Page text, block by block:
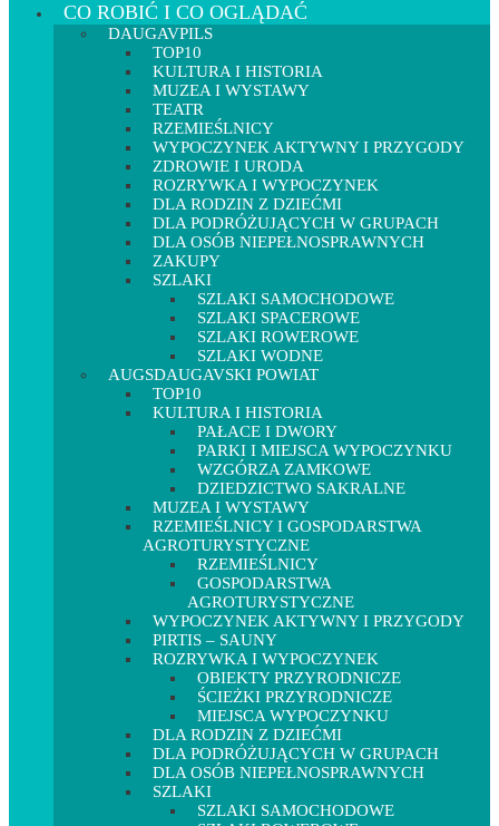
CO ROBIĆ I CO OGLĄDAĆ
DAUGAVPILS
TOP10
KULTURA I HISTORIA
MUZEA I WYSTAWY
TEATR
RZEMIEŚLNICY
WYPOCZYNEK AKTYWNY I PRZYGODY
ZDROWIE I URODA
ROZRYWKA I WYPOCZYNEK
DLA RODZIN Z DZIEĆMI
DLA PODRÓŻUJĄCYCH W GRUPACH
DLA OSÓB NIEPEŁNOSPRAWNYCH
ZAKUPY
SZLAKI
SZLAKI SAMOCHODOWE
SZLAKI SPACEROWE
SZLAKI ROWEROWE
SZLAKI WODNE
AUGSDAUGAVSKI POWIAT
TOP10
KULTURA I HISTORIA
PAŁACE I DWORY
PARKI I MIEJSCA WYPOCZYNKU
WZGÓRZA ZAMKOWE
DZIEDZICTWO SAKRALNE
MUZEA I WYSTAWY
RZEMIEŚLNICY I GOSPODARSTWA
AGROTURYSTYCZNE
RZEMIEŚLNICY
GOSPODARSTWA
AGROTURYSTYCZNE
WYPOCZYNEK AKTYWNY I PRZYGODY
PIRTIS – SAUNY
ROZRYWKA I WYPOCZYNEK
OBIEKTY PRZYRODNICZE
ŚCIEŻKI PRZYRODNICZE
MIEJSCA WYPOCZYNKU
DLA RODZIN Z DZIEĆMI
DLA PODRÓŻUJĄCYCH W GRUPACH
DLA OSÓB NIEPEŁNOSPRAWNYCH
SZLAKI
SZLAKI SAMOCHODOWE